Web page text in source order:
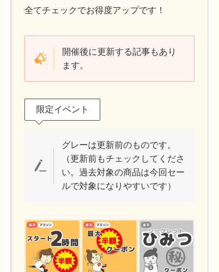
全てチェックでお得度アップです！
開催後に更新する記事もあり
ます。
限定イベント
グレーは更新前のものです。
（更新前もチェックしてくださ
い。過去対象の商品は今回セー
ルで対象になりやすいです）